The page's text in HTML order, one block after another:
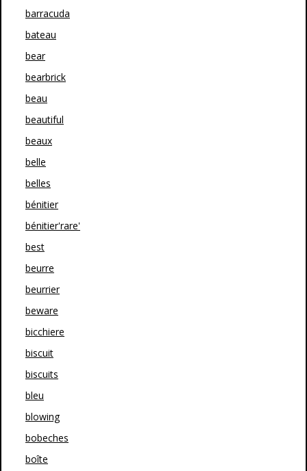
barracuda
bateau
bear
bearbrick
beau
beautiful
beaux
belle
belles
bénitier
bénitier'rare'
best
beurre
beurrier
beware
bicchiere
biscuit
biscuits
bleu
blowing
bobeches
boîte